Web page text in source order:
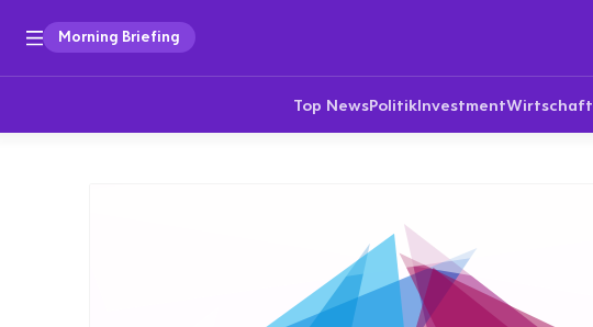
Morning Briefing
Top NewsPolitikInvestmentWirtschaft